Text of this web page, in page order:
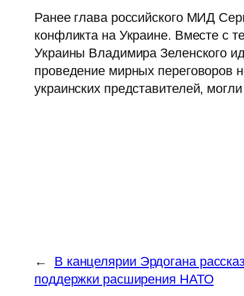
Ранее глава российского МИД
конфликта на Украине. Вместе с
Украины Владимира Зеленского
проведение мирных переговоров
украинских представителей,
←
В канцелярии Эрдогана
поддержки расширения НАТО